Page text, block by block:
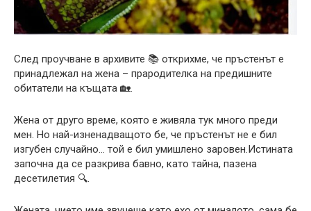
След проучване в архивите 📚 открихме, че пръстенът е
принадлежал на жена – прародителка на предишните
обитатели на къщата 🏡.
Жена от друго време, която е живяла тук много преди
мен. Но най-изненадващото бе, че пръстенът не е бил
изгубен случайно… той е бил умишлено заровен.Истината
започна да се разкрива бавно, като тайна, пазена
десетилетия 🔍.